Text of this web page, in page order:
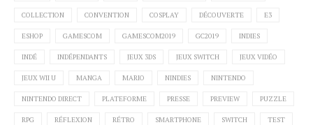
COLLECTION CONVENTION COSPLAY DÉCOUVERTE E3
ESHOP GAMESCOM GAMESCOM2019 GC2019 INDIES
INDÉ INDÉPENDANTS JEUX 3DS JEUX SWITCH JEUX VIDÉO
JEUX WII U MANGA MARIO NINDIES NINTENDO
NINTENDO DIRECT PLATEFORME PRESSE PREVIEW PUZZLE
RPG RÉFLEXION RÉTRO SMARTPHONE SWITCH TEST